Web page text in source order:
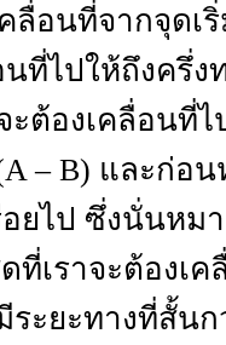
ลื่อนที่จากจุดเ
นที่ไปให้ถึงครึ่
ะต้องเคลื่อนที่
A – B) และก่อ
อยไป ซึ่งนั่นหม
ที่เราจะต้องเ
ระยะทางที่สั้น